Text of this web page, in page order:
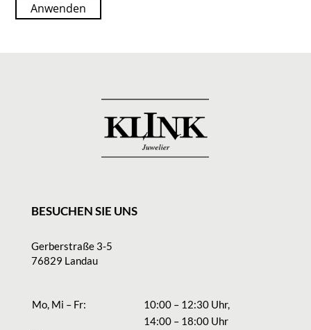
Anwenden
BESUCHEN SIE UNS
Gerberstraße 3-5
76829 Landau
Mo, Mi – Fr:
10:00 – 12:30 Uhr,
14:00 – 18:00 Uhr